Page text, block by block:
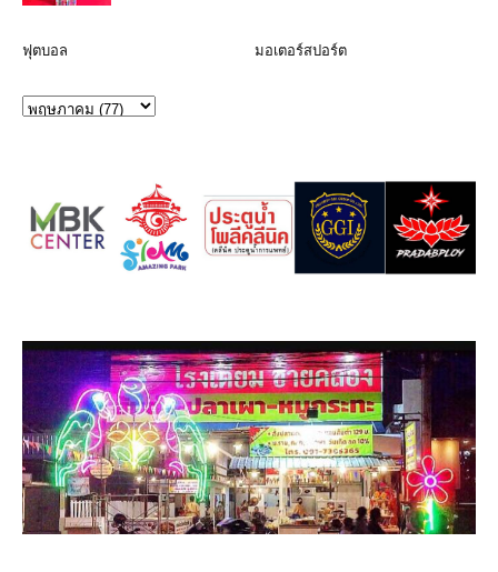
ฟุตบอล มอเตอร์สปอร์ต